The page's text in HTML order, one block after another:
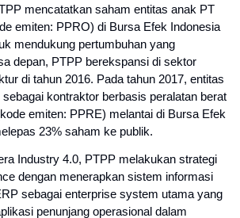
mencatatkan saham entitas anak PT
emiten: PPRO) di Bursa Efek Indonesia
mendukung pertumbuhan yang
depan, PTPP berekspansi di sektor
di tahun 2016. Pada tahun 2017, entitas
kontraktor berbasis peralatan berat
emiten: PPRE) melantai di Bursa Efek
23% saham ke publik.
Industry 4.0, PTPP melakukan strategi
dengan menerapkan sistem informasi
sebagai enterprise system utama yang
penunjang operasional dalam